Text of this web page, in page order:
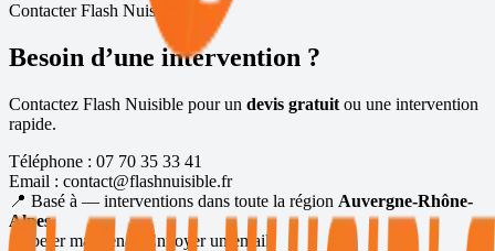
Contacter Flash Nuisible
Besoin d’une intervention ?
Contactez Flash Nuisible pour un devis gratuit ou une intervention
rapide.
Téléphone : 07 70 35 33 41
Email : contact@flashnuisible.fr
📍 Basé à — interventions dans toute la région Auvergne-Rhône-
Alpes.
Appeler maintenant
Envoyer un email